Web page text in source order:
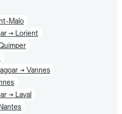
Malo
→ Lorient
→ Vannes
→ Laval